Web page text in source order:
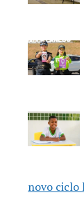
novo ciclo